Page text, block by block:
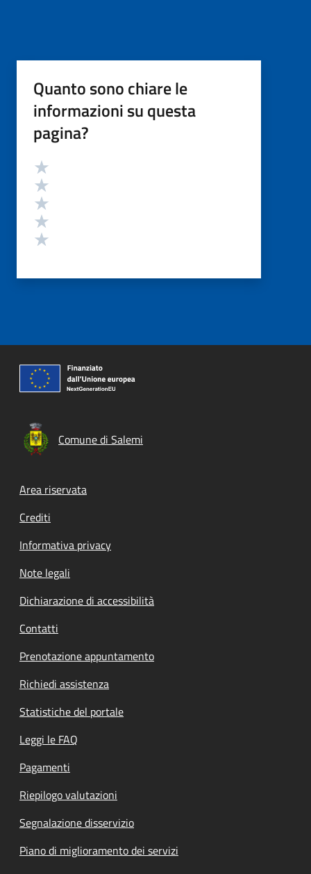
Quanto sono chiare le
informazioni su questa
pagina?
Valutazione
Comune di Salemi
Footer menu
Area riservata
Crediti
Informativa privacy
Note legali
Dichiarazione di accessibilità
Contatti
Prenotazione appuntamento
Richiedi assistenza
Statistiche del portale
Leggi le FAQ
Pagamenti
Riepilogo valutazioni
Segnalazione disservizio
Piano di miglioramento dei servizi